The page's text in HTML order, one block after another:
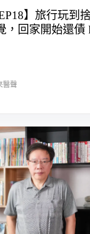
】旅行玩到
，回家開始還債
醫聲